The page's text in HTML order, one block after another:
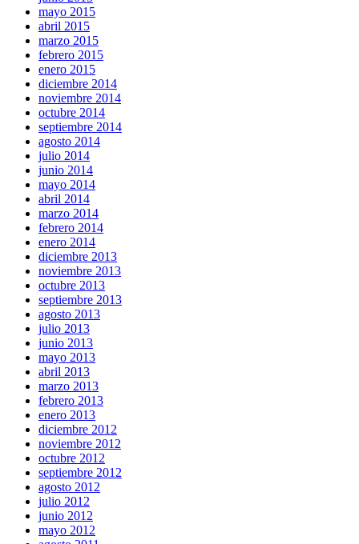
mayo 2015
abril 2015
marzo 2015
febrero 2015
enero 2015
diciembre 2014
noviembre 2014
octubre 2014
septiembre 2014
agosto 2014
julio 2014
junio 2014
mayo 2014
abril 2014
marzo 2014
febrero 2014
enero 2014
diciembre 2013
noviembre 2013
octubre 2013
septiembre 2013
agosto 2013
julio 2013
junio 2013
mayo 2013
abril 2013
marzo 2013
febrero 2013
enero 2013
diciembre 2012
noviembre 2012
octubre 2012
septiembre 2012
agosto 2012
julio 2012
junio 2012
mayo 2012